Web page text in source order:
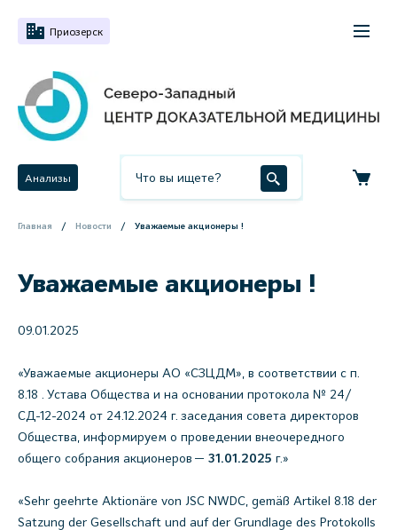
Приозерск
Анализы
Главная Новости Уважаемые акционеры !
Уважаемые акционеры !
09.01.2025
«Уважаемые акционеры АО «СЗЦДМ», в соответствии с п.
8.18 . Устава Общества и на основании протокола № 24/
СД-12-2024 от 24.12.2024 г. заседания совета директоров
Общества, информируем о проведении внеочередного
общего собрания акционеров — 31.01.2025 г.»
«Sehr geehrte Aktionäre von JSC NWDC, gemäß Artikel 8.18 der
Satzung der Gesellschaft und auf der Grundlage des Protokolls